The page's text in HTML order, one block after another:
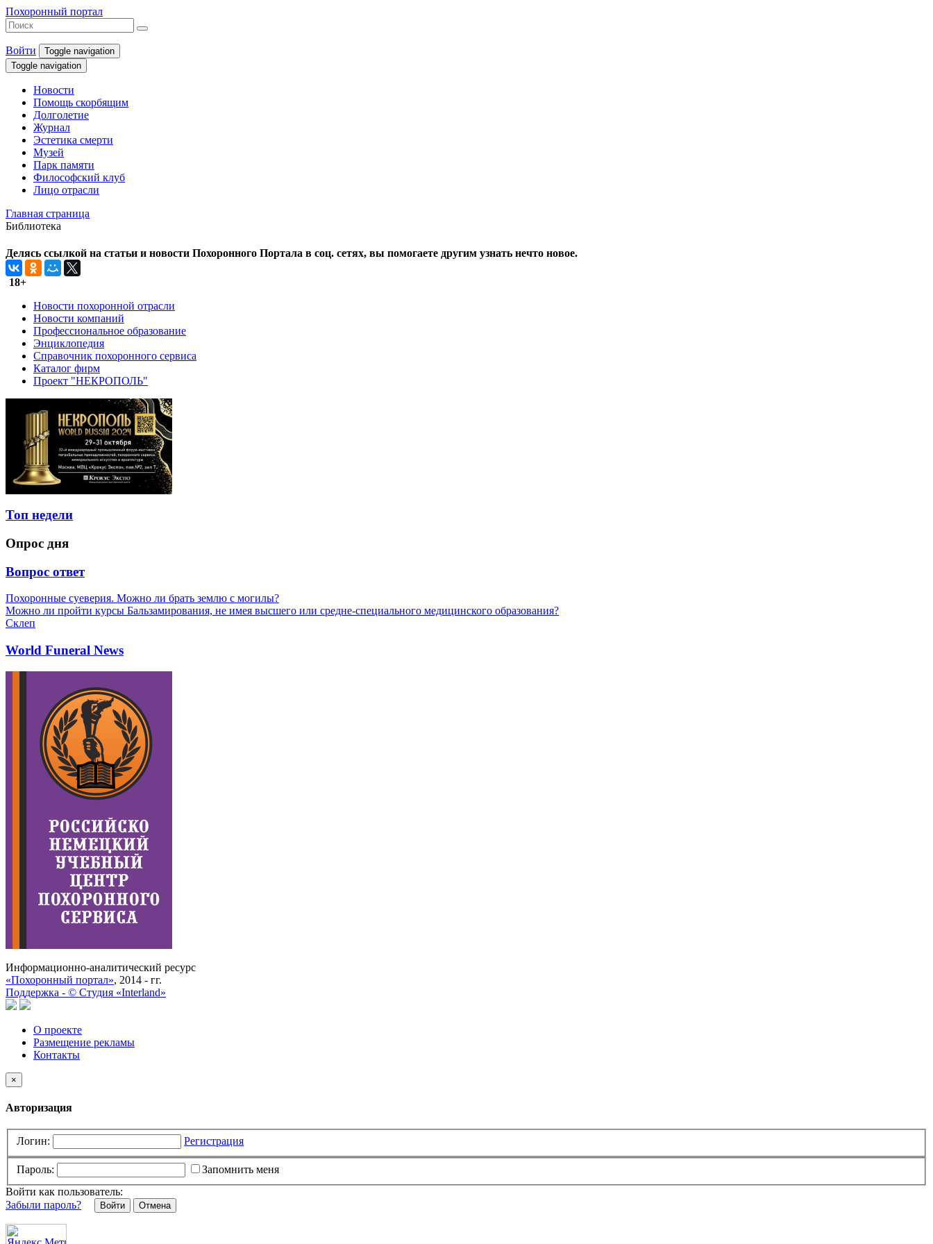
Похоронный портал
Войти
Toggle navigation
Toggle navigation
Новости
Помощь скорбящим
Долголетие
Журнал
Эстетика смерти
Музей
Парк памяти
Философский клуб
Лицо отрасли
Главная страница
Библиотека
Делясь ссылкой на статьи и новости Похоронного Портала в соц. сетях, вы помогаете другим узнать нечто новое.
18+
Новости похоронной отрасли
Новости компаний
Профессиональное образование
Энциклопедия
Справочник похоронного сервиса
Каталог фирм
Проект "НЕКРОПОЛЬ"
Топ недели
Опрос дня
Вопрос ответ
Похоронные суеверия. Можно ли брать землю с могилы?
Можно ли пройти курсы Бальзамирования, не имея высшего или средне-специального медицинского образования?
Склеп
World Funeral News
Информационно-аналитический ресурс
«Похоронный портал», 2014 - гг.
Поддержка - © Cтудия «Interland»
О проекте
Размещение рекламы
Контакты
×
Авторизация
Логин: Регистрация
Пароль:
Запомнить меня
Войти как пользователь:
Забыли пароль?
Отмена